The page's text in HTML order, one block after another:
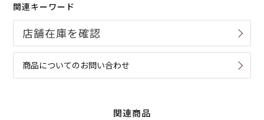
関連キーワード
商品についてのお問い合わせ
関連商品